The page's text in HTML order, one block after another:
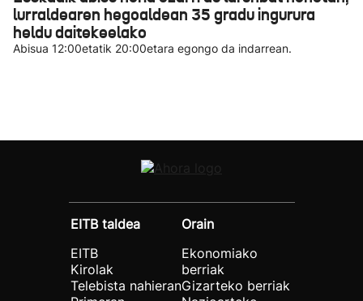
lurraldearen hegoaldean 35 gradu ingurura
heldu daitekeelako
Abisua 12:00etatik 20:00etara egongo da indarrean.
EITB taldea
EITB
Kirolak
Telebista nahieran
Orain
Ekonomiako
berriak
Gizarteko berriak